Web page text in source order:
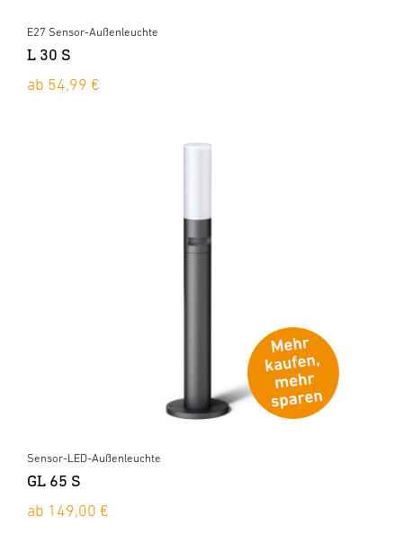
E27 Sensor-Außenleuchte
L 30 S
ab 54,99 €
Sensor-LED-Außenleuchte
GL 65 S
ab 149,00 €